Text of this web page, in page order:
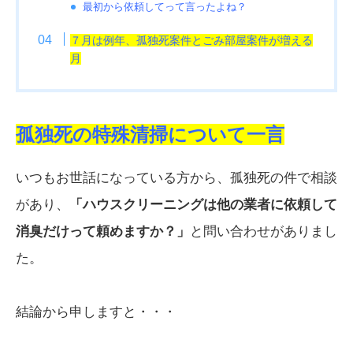
最初から依頼してって言ったよね？
７月は例年、孤独死案件とごみ部屋案件が増える
月
孤独死の特殊清掃について一言
いつもお世話になっている方から、孤独死の件で相談
があり、
「ハウスクリーニングは他の業者に依頼して
消臭だけって頼めますか？」
と問い合わせがありまし
た。
結論から申しますと・・・